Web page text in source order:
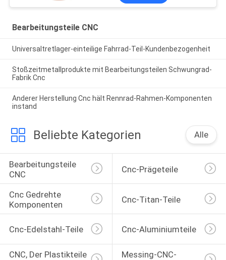
Bearbeitungsteile CNC
Universaltretlager-einteilige Fahrrad-Teil-Kundenbezogenheit
Stoßzeitmetallprodukte mit Bearbeitungsteilen Schwungrad-
Fabrik Cnc
Anderer Herstellung Cnc hält Rennrad-Rahmen-Komponenten
instand
Beliebte Kategorien Alle
Bearbeitungsteile
CNC
Cnc-Prägeteile
Cnc Gedrehte
Komponenten
Cnc-Titan-Teile
Cnc-Edelstahl-Teile Cnc-Aluminiumteile
CNC, Der Plastikteile
Messing-CNC-